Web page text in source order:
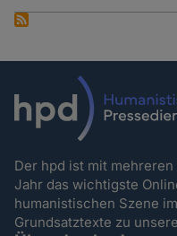
Der hpd ist mit
Jahr das wichtigste
humanistischen Szene
Grundsatztexte zu